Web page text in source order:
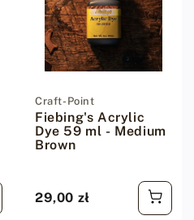
Dostawca:
Craft-Point
Fiebing's Acrylic
Dye 59 ml - Medium
Brown
Cena regularna
29,00 zł